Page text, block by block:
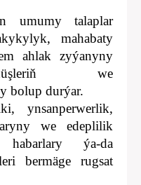
umumy talaplar
mahabaty
ahlak zyýanyny
we
bolup durýar.
ynsanperwerlik,
we edeplilik
habarlary ýa-da
bermäge rugsat